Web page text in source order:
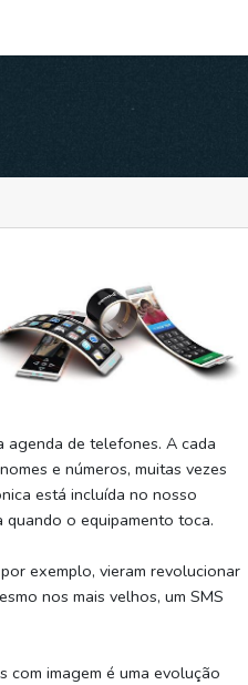
agenda de telefones. A cada
e números, muitas vezes
está incluída no nosso
o equipamento toca.
exemplo, vieram revolucionar
nos mais velhos, um SMS
com imagem é uma evolução